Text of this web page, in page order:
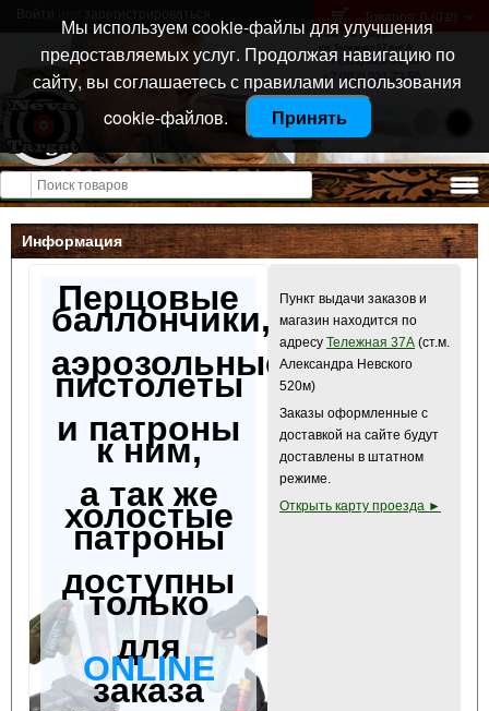
Санкт-Петербург
ул. Тележная 37 лит А
+7 (911) 021-04-08
+7 (812) 921-73-50
Товаров: 0 (0 p )
Открыть меню
Информация
Перцовые
баллончики,
аэрозольные
пистолеты
и патроны
к ним,
а так же
холостые
патроны
доступны
только
для
ONLINE
заказа
Пункт выдачи заказов и
магазин находится по
адресу Тележная 37А (ст.м.
Александра Невского
520м)
Заказы оформленные с
доставкой на сайте будут
доставлены в штатном
режиме.
Открыть карту проезда ►
Мы используем cookie-файлы для улучшения
предоставляемых услуг. Продолжая навигацию по
сайту, вы соглашаетесь с правилами использования
cookie-файлов.
Принять